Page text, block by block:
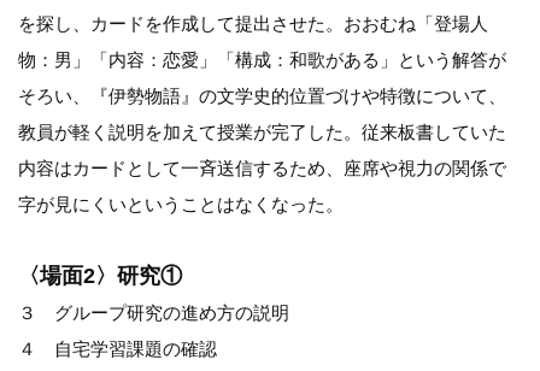
を探し、カードを作成して提出させた。おおむね「登場人
物：男」「内容：恋愛」「構成：和歌がある」という解答が
そろい、『伊勢物語』の文学史的位置づけや特徴について、
教員が軽く説明を加えて授業が完了した。従来板書していた
内容はカードとして一斉送信するため、座席や視力の関係で
字が見にくいということはなくなった。
〈場面2〉研究①
３ グループ研究の進め方の説明
４ 自宅学習課題の確認